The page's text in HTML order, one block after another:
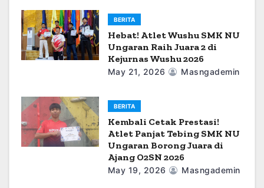
i
o
BERITA
Hebat! Atlet Wushu SMK NU
Ungaran Raih Juara 2 di
Kejurnas Wushu 2026
May 21, 2026 Masngademin
BERITA
Kembali Cetak Prestasi!
Atlet Panjat Tebing SMK NU
Ungaran Borong Juara di
Ajang O2SN 2026
May 19, 2026 Masngademin